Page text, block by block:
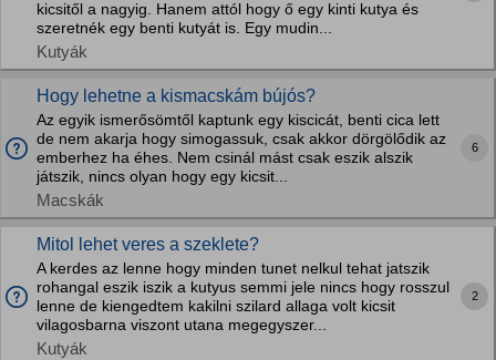
kicsitől a nagyig. Hanem attól hogy ő egy kinti kutya és
szeretnék egy benti kutyát is. Egy mudin...
Kutyák
Hogy lehetne a kismacskám bújós?
Az egyik ismerősömtől kaptunk egy kiscicát, benti cica lett
de nem akarja hogy simogassuk, csak akkor dörgölődik az
emberhez ha éhes. Nem csinál mást csak eszik alszik
játszik, nincs olyan hogy egy kicsit...
Macskák
6
Mitol lehet veres a szeklete?
A kerdes az lenne hogy minden tunet nelkul tehat jatszik
rohangal eszik iszik a kutyus semmi jele nincs hogy rosszul
lenne de kiengedtem kakilni szilard allaga volt kicsit
vilagosbarna viszont utana megegyszer...
Kutyák
2